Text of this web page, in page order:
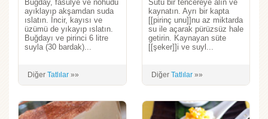
Buğday, fasulye ve nohudu
ayıklayıp akşamdan suda
ıslatın. İncir, kayısı ve
üzümü de yıkayıp ıslatın.
Buğdayı ve pirinci 6 litre
suyla (30 bardak)...
Diğer Tatlılar »»
Sütü bir tencereye alın ve
kaynatın. Ayrı bir kapta
[[pirinç unu]]nu az miktarda
su ile açarak pürüzsüz hale
getirin. Kaynayan süte
[[şeker]]i ve suyl...
Diğer Tatlılar»»